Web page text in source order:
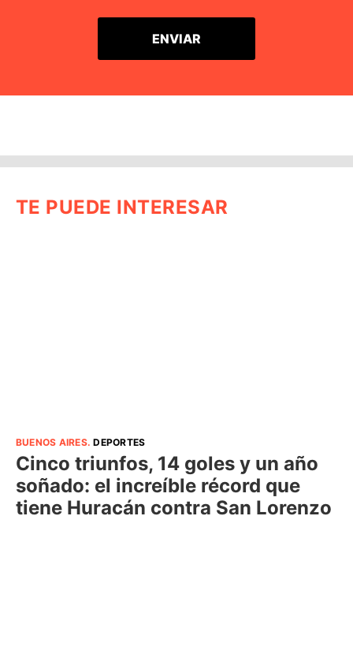
TE PUEDE INTERESAR
BUENOS AIRES.DEPORTES
Cinco triunfos, 14 goles y un año
soñado: el increíble récord que
tiene Huracán contra San Lorenzo